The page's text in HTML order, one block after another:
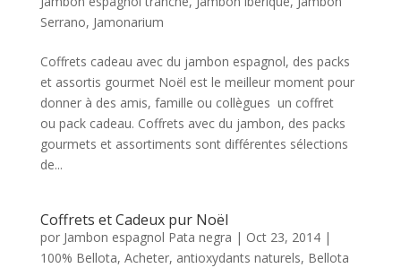
Serrano, Jamonarium
Coffrets cadeau avec du jambon espagnol, des packs
et assortis gourmet Noël est le meilleur moment pour
donner à des amis, famille ou collègues un coffret
ou pack cadeau. Coffrets avec du jambon, des packs
gourmets et assortiments sont différentes sélections
de...
Coffrets et Cadeux pur Noël
por Jambon espagnol Pata negra | Oct 23, 2014|
100% Bellota, Acheter, antioxydants naturels, Bellota